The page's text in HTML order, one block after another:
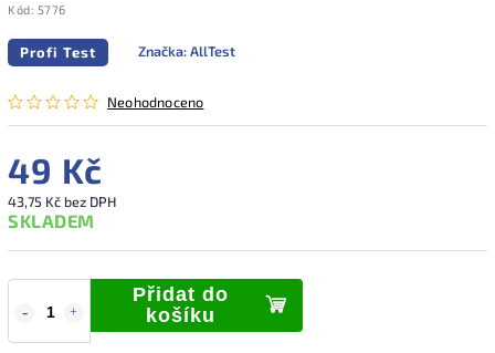
Kód: 5776
Profi Test
Neohodnoceno
Značka:AllTest
49 Kč
43,75 Kč bez DPH
SKLADEM
Přidat do
košíku